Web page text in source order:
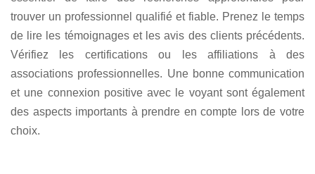
trouver un professionnel qualifié et fiable. Prenez le temps
de lire les témoignages et les avis des clients précédents.
Vérifiez les certifications ou les affiliations à des
associations professionnelles. Une bonne communication
et une connexion positive avec le voyant sont également
des aspects importants à prendre en compte lors de votre
choix.